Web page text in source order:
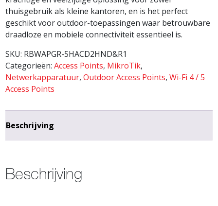
thuisgebruik als kleine kantoren, en is het perfect
geschikt voor outdoor-toepassingen waar betrouwbare
draadloze en mobiele connectiviteit essentieel is.
SKU: RBWAPGR-5HACD2HND&R1
Categorieën:Access Points, MikroTik,
Netwerkapparatuur,Outdoor Access Points,Wi-Fi 4 / 5
Access Points
Beschrijving
Beschrijving